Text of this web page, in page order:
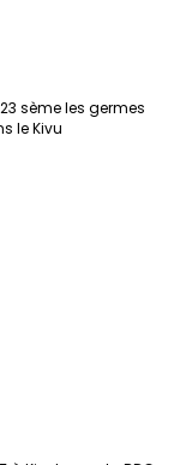
sème les germes
le Kivu